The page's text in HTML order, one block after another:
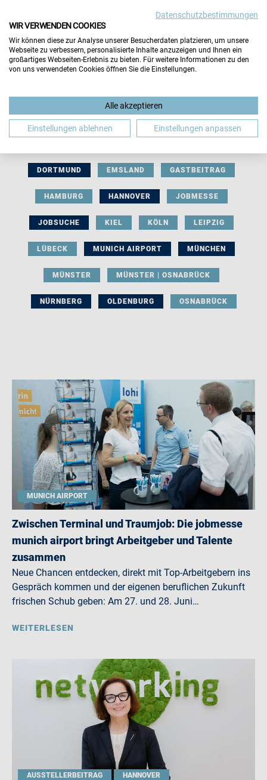
BERUFLICHE ORIENTIERUNG BEWERBUNG
DORTMUND EMSLAND GASTBEITRAG
HAMBURG HANNOVER JOBMESSE
JOBSUCHE KIEL KÖLN LEIPZIG
LÜBECK MUNICH AIRPORT MÜNCHEN
MÜNSTER MÜNSTER | OSNABRÜCK
NÜRNBERG OLDENBURG OSNABRÜCK
MUNICH AIRPORT
Zwischen Terminal und Traumjob: Die jobmesse
munich airport bringt Arbeitgeber und Talente
zusammen
Neue Chancen entdecken, direkt mit Top-Arbeitgebern ins
Gespräch kommen und der eigenen beruflichen Zukunft
frischen Schub geben: Am 27. und 28. Juni…
WEITERLESEN
AUSSTELLERBEITRAG HANNOVER
Datenschutzbestimmungen
WIR VERWENDEN COOKIES
Wir können diese zur Analyse unserer Besucherdaten platzieren, um unsere
Webseite zu verbessern, personalisierte Inhalte anzuzeigen und Ihnen ein
großartiges Webseiten-Erlebnis zu bieten. Für weitere Informationen zu den
von uns verwendeten Cookies öffnen Sie die Einstellungen.
Alle akzeptieren
Einstellungen ablehnen Einstellungen anpassen